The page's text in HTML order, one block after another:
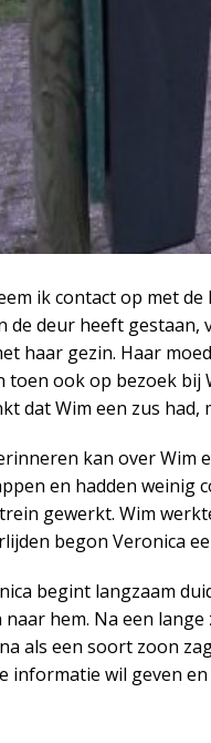
ik contact op met
de deur heeft
haar gezin. Haar
toen ook op bezoek
dat Wim een zus
kan over Wim
en hadden
gewerkt. Wim
begon Veronica
begint langzaam
hem. Na een
als een soort zoon
informatie wil geven